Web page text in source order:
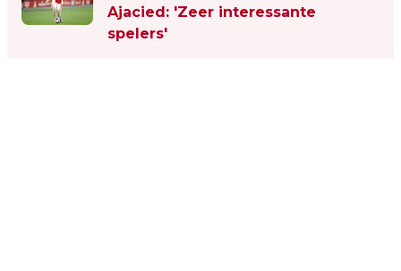
Ajacied: 'Zeer interessante
spelers'